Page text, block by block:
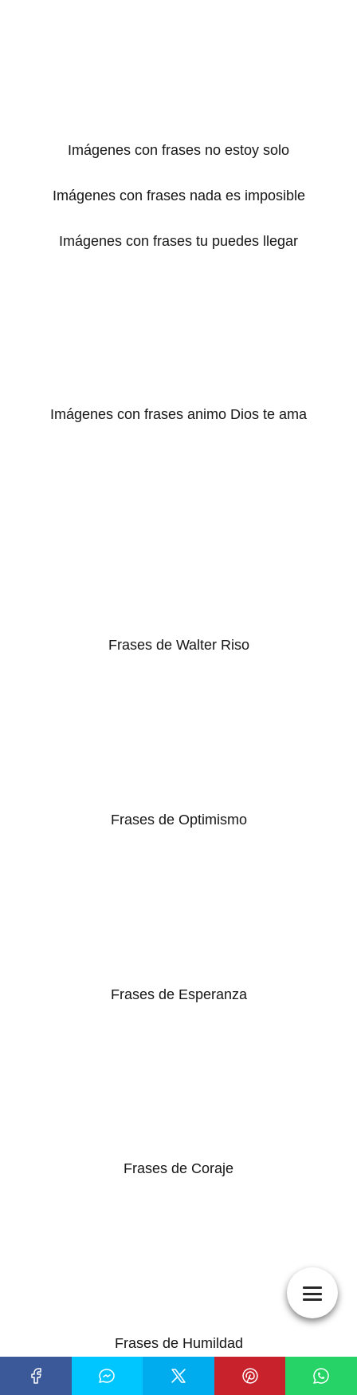
Imágenes con frases no estoy solo
Imágenes con frases nada es imposible
Imágenes con frases tu puedes llegar
Imágenes con frases animo Dios te ama
Frases de Walter Riso
Frases de Optimismo
Frases de Esperanza
Frases de Coraje
Frases de Humildad